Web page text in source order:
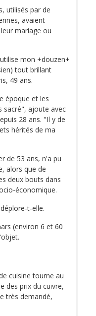
utilisés par de
avaient
mariage ou
mon +douzen+
tout brillant
49 ans.
époque et les
sacré", ajoute avec
28 ans. "Il y de
hérités de ma
de 53 ans, n'a pu
alors que de
deux bouts dans
économique.
t-elle.
(environ 6 et 60
cuisine tourne au
des prix du cuivre,
très demandé,